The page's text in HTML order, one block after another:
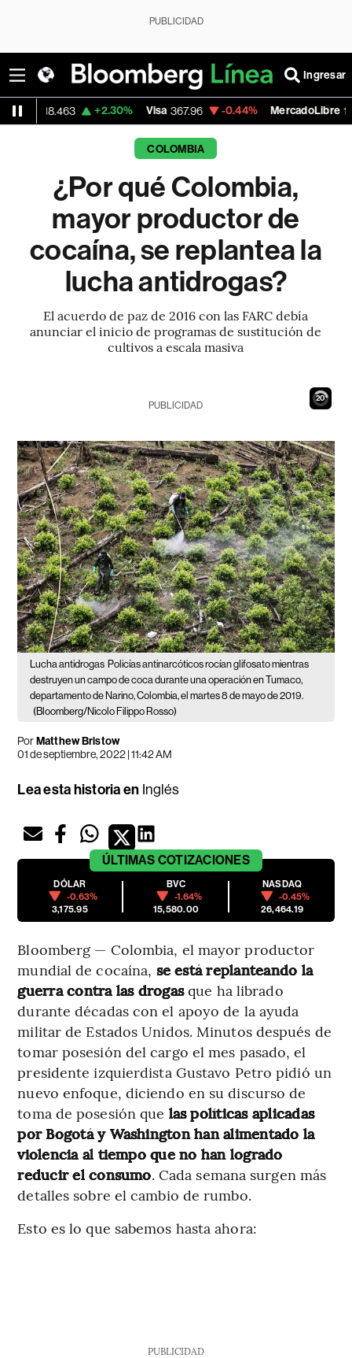
PUBLICIDAD
Ingresar
+2.30% Visa 367.96 -0.44% MercadoLibre 1,914.02
COLOMBIA
¿Por qué Colombia,
mayor productor de
cocaína, se replantea la
lucha antidrogas?
El acuerdo de paz de 2016 con las FARC debía
anunciar el inicio de programas de sustitución de
cultivos a escala masiva
19
PUBLICIDAD
Lucha antidrogas Policías antinarcóticos rocían glifosato mientras
destruyen un campo de coca durante una operación en Tumaco,
departamento de Narino, Colombia, el martes 8 de mayo de 2019.
(Bloomberg/Nicolo Filippo Rosso)
PorMatthew Bristow
01 de septiembre, 2022 | 11:42 AM
Lea esta historia en Inglés
ÚLTIMAS COTIZACIONES
DÓLAR
-0.63%
3,175.95
BVC
-1.64%
15,580.00
NASDAQ
-0.45%
26,464.19
Bloomberg — Colombia, el mayor productor
mundial de cocaína, se está replanteando la
guerra contra las drogasque ha librado
durante décadas con el apoyo de la ayuda
militar de Estados Unidos. Minutos después de
tomar posesión del cargo el mes pasado, el
presidente izquierdista Gustavo Petro pidió un
nuevo enfoque, diciendo en su discurso de
toma de posesión que las políticas aplicadas
por Bogotá y Washington han alimentado la
violencia al tiempo que no han logrado
reducir el consumo. Cada semana surgen más
detalles sobre el cambio de rumbo.
Esto es lo que sabemos hasta ahora:
PUBLICIDAD